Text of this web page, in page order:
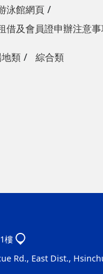
泳館網頁
借及會員證申辦注意
類 綜合類
樓
Rd., East Dist.,